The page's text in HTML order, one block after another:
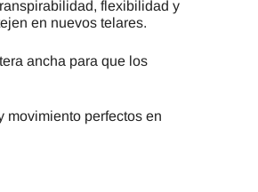
flexibilidad y
en nuevos telares.
ancha para que los
movimiento perfectos en